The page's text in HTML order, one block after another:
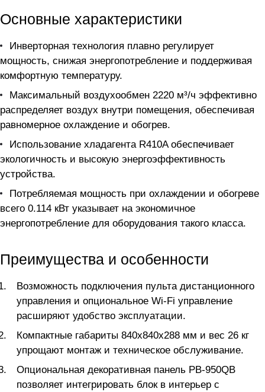
Основные характеристики
Инверторная технология плавно регулирует
мощность, снижая энергопотребление и поддерживая
комфортную температуру.
Максимальный воздухообмен 2220 м³/ч эффективно
распределяет воздух внутри помещения, обеспечивая
равномерное охлаждение и обогрев.
Использование хладагента R410A обеспечивает
экологичность и высокую энергоэффективность
устройства.
Потребляемая мощность при охлаждении и обогреве
всего 0.114 кВт указывает на экономичное
энергопотребление для оборудования такого класса.
Преимущества и особенности
Возможность подключения пульта дистанционного
управления и опциональное Wi-Fi управление
расширяют удобство эксплуатации.
Компактные габариты 840x840x288 мм и вес 26 кг
упрощают монтаж и техническое обслуживание.
Опциональная декоративная панель PB-950QB
позволяет интегрировать блок в интерьер с